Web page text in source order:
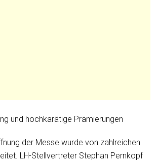
und hochkarätige Prämierungen
der Messe wurde von zahlreichen
LH-Stellvertreter Stephan Pernkopf